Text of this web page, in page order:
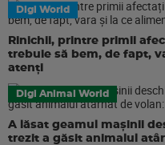
Digi World
Rinichii, printre primii
trebuie să bem, de fapt,
atenți
Digi Animal World
A lăsat geamul mașinii
trezit a găsit animalul